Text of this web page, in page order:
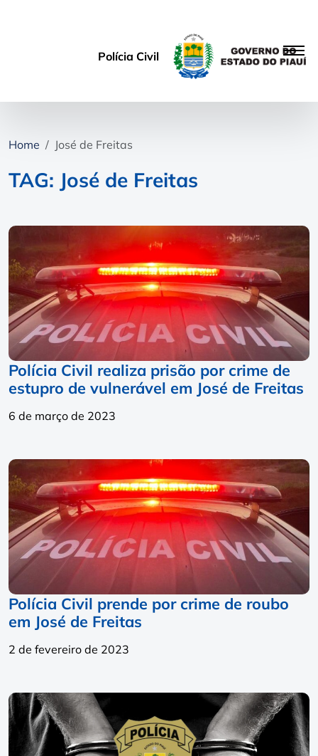
Polícia Civil
Home José de Freitas
TAG: José de Freitas
Polícia Civil realiza prisão por crime de
estupro de vulnerável em José de Freitas
6 de março de 2023
Polícia Civil prende por crime de roubo
em José de Freitas
2 de fevereiro de 2023